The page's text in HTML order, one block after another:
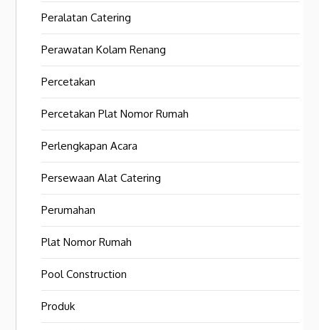
Peralatan Catering
Perawatan Kolam Renang
Percetakan
Percetakan Plat Nomor Rumah
Perlengkapan Acara
Persewaan Alat Catering
Perumahan
Plat Nomor Rumah
Pool Construction
Produk